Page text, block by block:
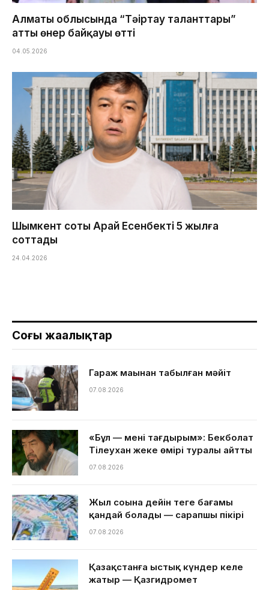
Алматы облысында “Тәңіртау таланттары”
атты өнер байқауы өтті
04.05.2026
Шымкент соты Арай Есенбекті 5 жылға
соттады
24.04.2026
Соңғы жаңалықтар
Гараж маңынан табылған мәйіт
07.08.2026
«Бұл — менің тағдырым»: Бекболат
Тілеухан жеке өмірі туралы айтты
07.08.2026
Жыл соңына дейін теңге бағамы
қандай болады — сарапшы пікірі
07.08.2026
Қазақстанға ыстық күндер келе
жатыр — Қазгидромет